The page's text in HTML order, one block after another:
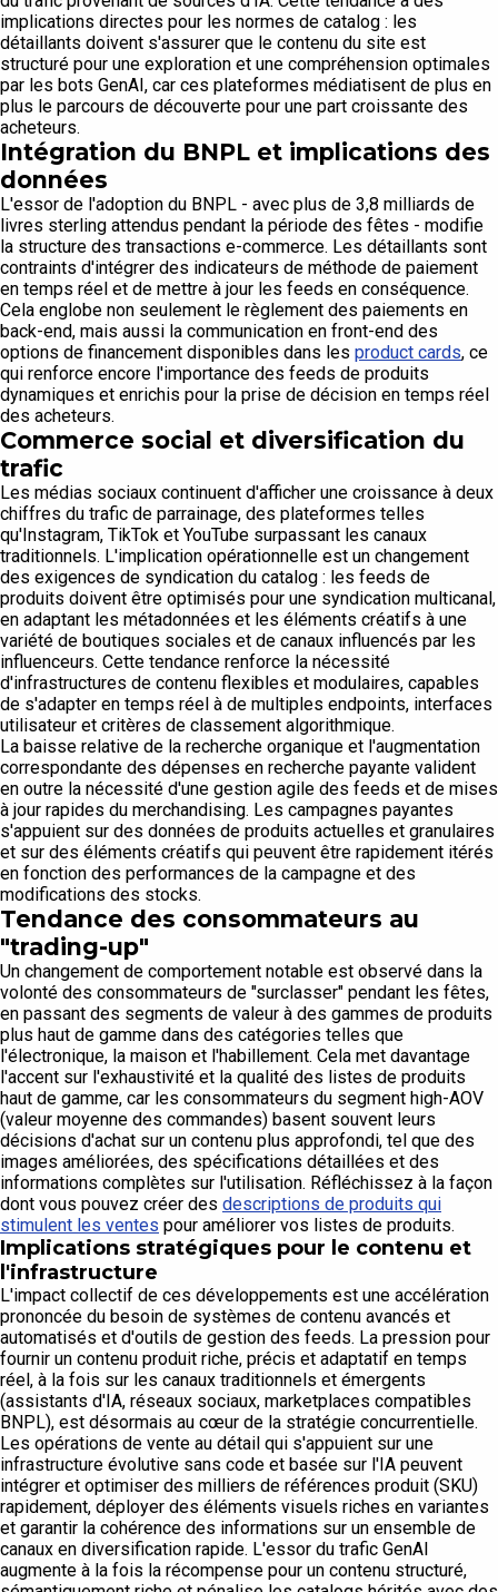
implications directes pour les normes de catalog : les
détaillants doivent s'assurer que le contenu du site est
structuré pour une exploration et une compréhension optimales
par les bots GenAI, car ces plateformes médiatisent de plus en
plus le parcours de découverte pour une part croissante des
acheteurs.
Intégration du BNPL et implications des
données
L'essor de l'adoption du BNPL - avec plus de 3,8 milliards de
livres sterling attendus pendant la période des fêtes - modifie
la structure des transactions e-commerce. Les détaillants sont
contraints d'intégrer des indicateurs de méthode de paiement
en temps réel et de mettre à jour les feeds en conséquence.
Cela englobe non seulement le règlement des paiements en
back-end, mais aussi la communication en front-end des
options de financement disponibles dans les product cards, ce
qui renforce encore l'importance des feeds de produits
dynamiques et enrichis pour la prise de décision en temps réel
des acheteurs.
Commerce social et diversification du
trafic
Les médias sociaux continuent d'afficher une croissance à deux
chiffres du trafic de parrainage, des plateformes telles
qu'Instagram, TikTok et YouTube surpassant les canaux
traditionnels. L'implication opérationnelle est un changement
des exigences de syndication du catalog : les feeds de
produits doivent être optimisés pour une syndication multicanal,
en adaptant les métadonnées et les éléments créatifs à une
variété de boutiques sociales et de canaux influencés par les
influenceurs. Cette tendance renforce la nécessité
d'infrastructures de contenu flexibles et modulaires, capables
de s'adapter en temps réel à de multiples endpoints, interfaces
utilisateur et critères de classement algorithmique.
La baisse relative de la recherche organique et l'augmentation
correspondante des dépenses en recherche payante valident
en outre la nécessité d'une gestion agile des feeds et de mises
à jour rapides du merchandising. Les campagnes payantes
s'appuient sur des données de produits actuelles et granulaires
et sur des éléments créatifs qui peuvent être rapidement itérés
en fonction des performances de la campagne et des
modifications des stocks.
Tendance des consommateurs au
"trading-up"
Un changement de comportement notable est observé dans la
volonté des consommateurs de "surclasser" pendant les fêtes,
en passant des segments de valeur à des gammes de produits
plus haut de gamme dans des catégories telles que
l'électronique, la maison et l'habillement. Cela met davantage
l'accent sur l'exhaustivité et la qualité des listes de produits
haut de gamme, car les consommateurs du segment high-AOV
(valeur moyenne des commandes) basent souvent leurs
décisions d'achat sur un contenu plus approfondi, tel que des
images améliorées, des spécifications détaillées et des
informations complètes sur l'utilisation. Réfléchissez à la façon
dont vous pouvez créer des descriptions de produits qui
stimulent les ventes pour améliorer vos listes de produits.
Implications stratégiques pour le contenu et
l'infrastructure
L'impact collectif de ces développements est une accélération
prononcée du besoin de systèmes de contenu avancés et
automatisés et d'outils de gestion des feeds. La pression pour
fournir un contenu produit riche, précis et adaptatif en temps
réel, à la fois sur les canaux traditionnels et émergents
(assistants d'IA, réseaux sociaux, marketplaces compatibles
BNPL), est désormais au cœur de la stratégie concurrentielle.
Les opérations de vente au détail qui s'appuient sur une
infrastructure évolutive sans code et basée sur l'IA peuvent
intégrer et optimiser des milliers de références produit (SKU)
rapidement, déployer des éléments visuels riches en variantes
et garantir la cohérence des informations sur un ensemble de
canaux en diversification rapide. L'essor du trafic GenAI
augmente à la fois la récompense pour un contenu structuré,